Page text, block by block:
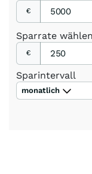
€
Sparrate wählen
€
Sparintervall
monatlich